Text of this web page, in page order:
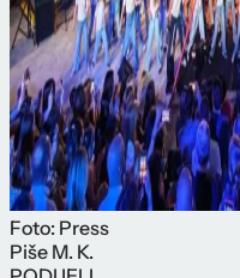
Foto: Press
Piše M. K.